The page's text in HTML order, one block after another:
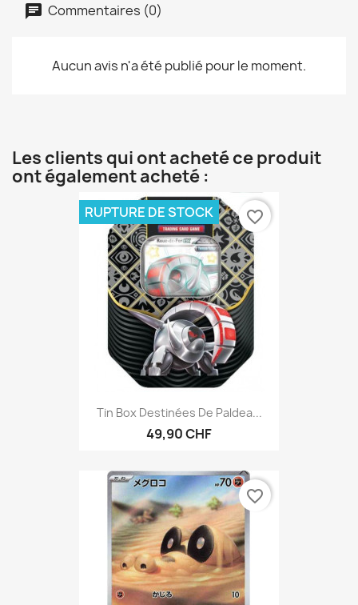
Commentaires (0)
Aucun avis n'a été publié pour le moment.
Les clients qui ont acheté ce produit
ont également acheté :
Tin Box Destinées De Paldea...
49,90 CHF
RUPTURE DE STOCK favorite_border
favorite_border